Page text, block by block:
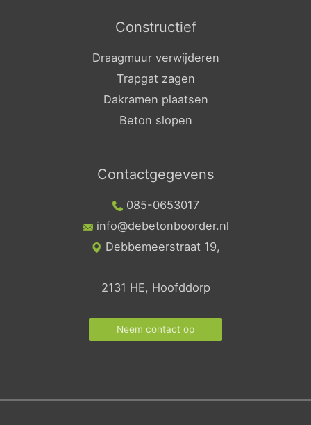
Constructief
Draagmuur verwijderen
Trapgat zagen
Dakramen plaatsen
Beton slopen
Contactgegevens
085-0653017
info@debetonboorder.nl
Debbemeerstraat 19,
2131 HE, Hoofddorp
Neem contact op